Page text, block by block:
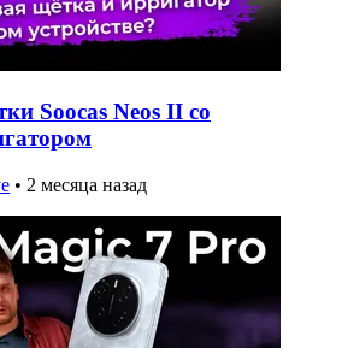
Soocas Neos II со
• 2 месяца назад